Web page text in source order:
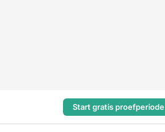
Start gratis proefperiode